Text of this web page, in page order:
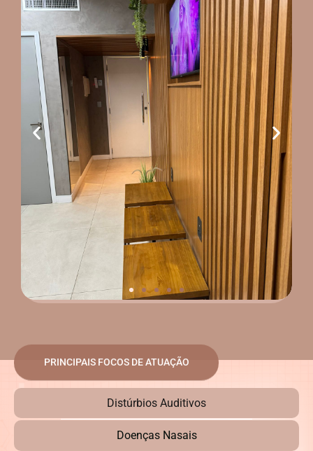
PRINCIPAIS FOCOS DE ATUAÇÃO
Distúrbios Auditivos
Doenças Nasais